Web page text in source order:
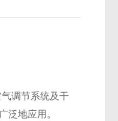
调节系统及干
泛地应用。